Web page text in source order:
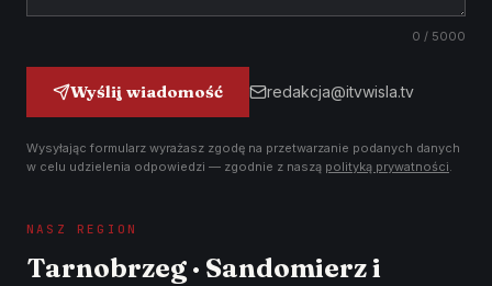
0 / 5000
Wyślij wiadomość redakcja@itvwisla.tv
Wysyłając formularz wyrażasz zgodę na przetwarzanie podanych danych
w celu udzielenia odpowiedzi — zgodnie z naszą polityką prywatności.
NASZ REGION
Tarnobrzeg · Sandomierz i